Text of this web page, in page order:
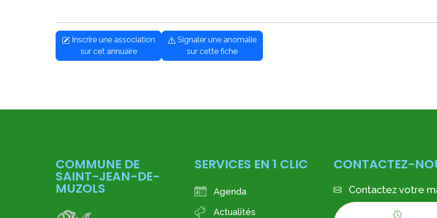
Inscrire une association
sur cet annuaire
Signaler une anomalie
sur cette fiche
COMMUNE DE
SAINT-JEAN-DE-
MUZOLS
SERVICES EN 1 CLIC
Agenda
Actualités
CONTACTEZ-
Contactez votre